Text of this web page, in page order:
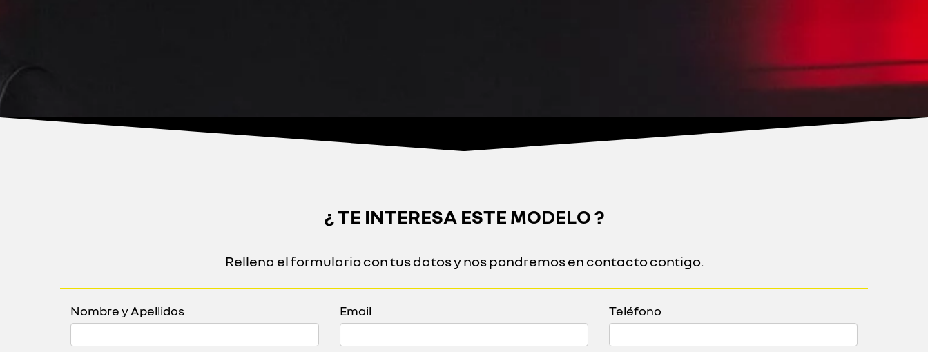
¿ TE INTERESA ESTE MODELO ?
Rellena el formulario con tus datos y nos pondremos en contacto contigo.
Nombre y Apellidos Email Teléfono